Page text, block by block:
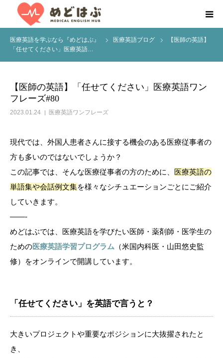
医療英語を学ぶなら『めどはぶ』 医療英語ブログ
【医師の英語】
「任せてください」医療英語…
【医師の英語】「任せてください」医療英語ワン
フレーズ#80
2023.01.24 医療英語ワンフレーズ
現代では、外国人患者さんに接する機会のある医療従事者の
方も多いのではないでしょうか？
この記事では、そんな医療従事者の方のために、 医療英語の
単語集や会話例文集を様々なシチュエーションごとにご紹介
していきます。
——-
めどはぶでは、医療英語を学びたい医師・薬剤師・医学生の
ための医療英語学習プログラム （米国内科医・山田悠史監
修）をオンラインで開講しています。
「任せてください」を英語で言うと？
大きいプロジェクトや重要なポジションに大抜擢されたと
き、
HOME
医療英語学習プログラム
お役立ち情報
無料学習相談